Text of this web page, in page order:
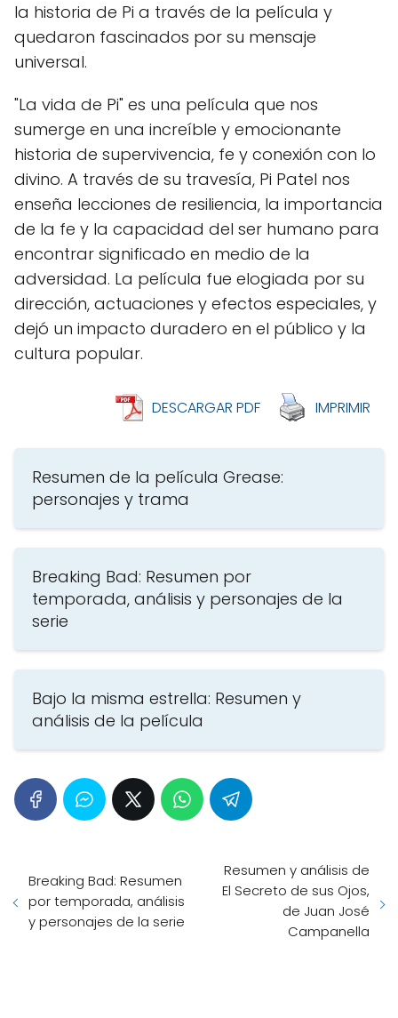
la historia de Pi a través de la película y
quedaron fascinados por su mensaje
universal.
"La vida de Pi" es una película que nos
sumerge en una increíble y emocionante
historia de supervivencia, fe y conexión con lo
divino. A través de su travesía, Pi Patel nos
enseña lecciones de resiliencia, la importancia
de la fe y la capacidad del ser humano para
encontrar significado en medio de la
adversidad. La película fue elogiada por su
dirección, actuaciones y efectos especiales, y
dejó un impacto duradero en el público y la
cultura popular.
DESCARGAR PDF IMPRIMIR
Resumen de la película Grease:
personajes y trama
Breaking Bad: Resumen por
temporada, análisis y personajes de la
serie
Bajo la misma estrella: Resumen y
análisis de la película
Breaking Bad: Resumen
por temporada, análisis
y personajes de la serie
Resumen y análisis de
El Secreto de sus Ojos,
de Juan José
Campanella